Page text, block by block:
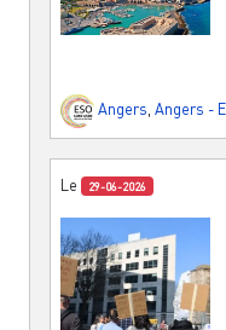
Angers Angers -
Le 29-06-2026